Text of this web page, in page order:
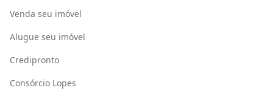
Venda seu imóvel
Alugue seu imóvel
Credipronto
Consórcio Lopes